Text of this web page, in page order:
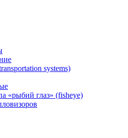
systems)
«рыбий глаз» (fisheye)